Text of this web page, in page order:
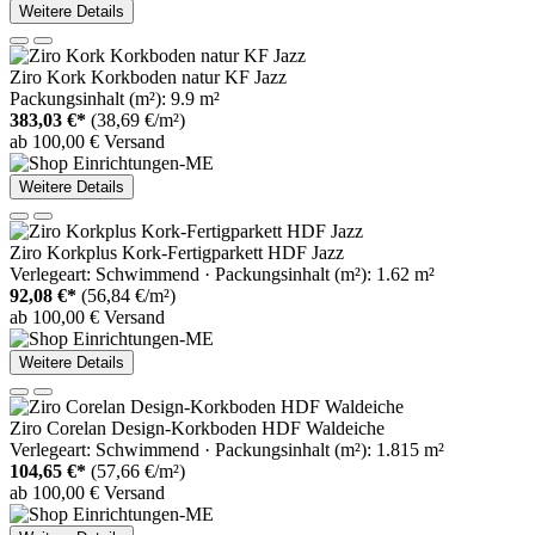
Weitere Details
Ziro Kork Korkboden natur KF Jazz
Packungsinhalt (m²): 9.9 m²
383,03 €* (38,69 €/m²)
ab 100,00 € Versand
Weitere Details
Ziro Korkplus Kork-Fertigparkett HDF Jazz
Verlegeart: Schwimmend · Packungsinhalt (m²): 1.62 m²
92,08 €* (56,84 €/m²)
ab 100,00 € Versand
Weitere Details
Ziro Corelan Design-Korkboden HDF Waldeiche
Verlegeart: Schwimmend · Packungsinhalt (m²): 1.815 m²
104,65 €* (57,66 €/m²)
ab 100,00 € Versand